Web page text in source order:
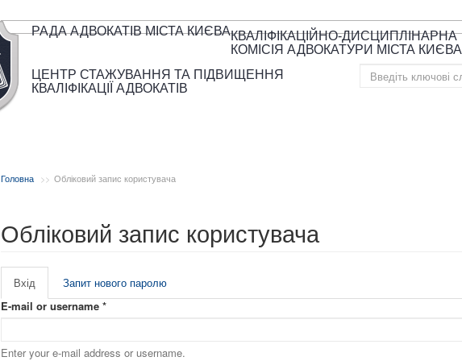
РАДА АДВОКАТІВ МІСТА КИЄВАКВАЛІФІКАЦІЙНО-ДИСЦИПЛІНАРНА
КОМІСІЯ АДВОКАТУРИ МІСТА КИЄВА
ЦЕНТР СТАЖУВАННЯ ТА ПІДВИЩЕННЯ
КВАЛІФІКАЦІЇ АДВОКАТІВ
Головна Обліковий запис користувача
Обліковий запис користувача
Первинні вкладки
Вхід(активна
вкладка)
Запит нового паролю
E-mail or username *
Enter your e-mail address or username.